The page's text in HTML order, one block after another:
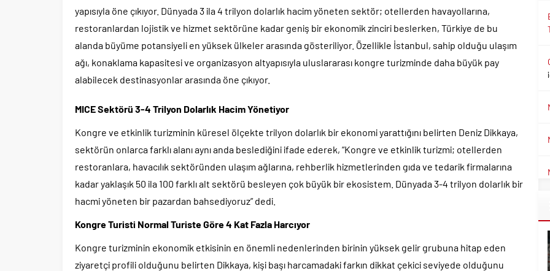
yapısıyla öne çıkıyor. Dünyada 3 ila 4 trilyon dolarlık hacim yöneten sektör; otellerden havayollarına,
restoranlardan lojistik ve hizmet sektörüne kadar geniş bir ekonomik zinciri beslerken, Türkiye de bu
alanda büyüme potansiyeli en yüksek ülkeler arasında gösteriliyor. Özellikle İstanbul, sahip olduğu ulaşım
ağı, konaklama kapasitesi ve organizasyon altyapısıyla uluslararası kongre turizminde daha büyük pay
alabilecek destinasyonlar arasında öne çıkıyor.
MICE Sektörü 3-4 Trilyon Dolarlık Hacim Yönetiyor
Kongre ve etkinlik turizminin küresel ölçekte trilyon dolarlık bir ekonomi yarattığını belirten Deniz Dikkaya,
sektörün onlarca farklı alanı aynı anda beslediğini ifade ederek, “Kongre ve etkinlik turizmi; otellerden
restoranlara, havacılık sektöründen ulaşım ağlarına, rehberlik hizmetlerinden gıda ve tedarik firmalarına
kadar yaklaşık 50 ila 100 farklı alt sektörü besleyen çok büyük bir ekosistem. Dünyada 3-4 trilyon dolarlık bir
hacmi yöneten bir pazardan bahsediyoruz” dedi.
Kongre Turisti Normal Turiste Göre 4 Kat Fazla Harcıyor
Kongre turizminin ekonomik etkisinin en önemli nedenlerinden birinin yüksek gelir grubuna hitap eden
ziyaretçi profili olduğunu belirten Dikkaya, kişi başı harcamadaki farkın dikkat çekici seviyede olduğunu